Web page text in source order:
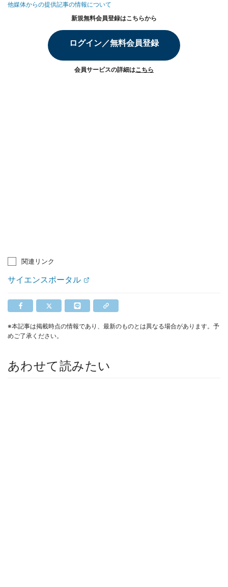
他媒体からの提供記事の情報について
新規無料会員登録はこちらから
ログイン／無料会員登録
会員サービスの詳細はこちら
関連リンク
サイエンスポータル
※本記事は掲載時点の情報であり、最新のものとは異なる場合があります。予
めご了承ください。
あわせて読みたい